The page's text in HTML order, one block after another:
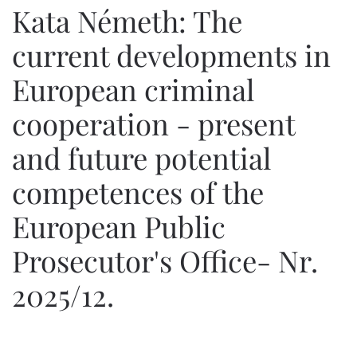
Kata Németh: The
current developments in
European criminal
cooperation - present
and future potential
competences of the
European Public
Prosecutor's Office- Nr.
2025/12.